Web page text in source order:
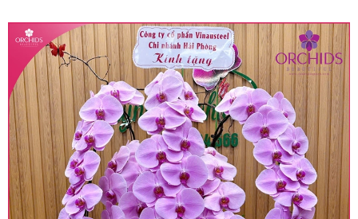
• Giá trên được miễn ship giao trong nội thành,
miễn phí in thiệp - banner theo yêu cầu khách
hàng.
• Beautiful Orchids liên kết với các cửa hàng
trên toàn quốc để phục vụ giao hoa tận nơi, mỗi
khu vực sẽ có mức giá khác nhau (tùy vào chi
phí mặt bằng, nguyên vật liệu,..) nên giá có thể sẽ
thay đổi so với giá niêm yết trên website. Khách
hàng ở Tỉnh thành khác vui lòng chủ động hỏi lại
giá trước khi đặt hàng, shop sẽ chủ động báo giá
chính xác khi có địa chỉ giao hàng cụ thể.